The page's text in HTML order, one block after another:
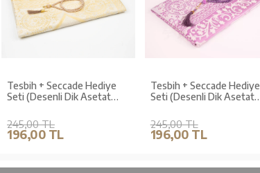
Tesbih + Seccade Hediye
Seti (Desenli Dik Asetat
245,00 TL
196,00 TL
Tesbih + Seccade Hediye
Seti (Desenli Dik Asetat
245,00 TL
196,00 TL